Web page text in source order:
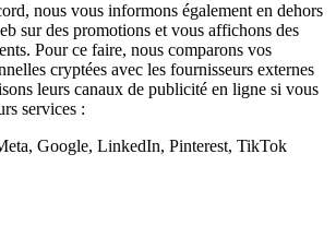
nous vous informons également en dehors
sur des promotions et vous affichons des
Pour ce faire, nous comparons vos
cryptées avec les fournisseurs externes
leurs canaux de publicité en ligne si vous
services :
Google, LinkedIn, Pinterest, TikTok